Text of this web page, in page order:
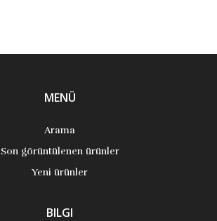
MENÜ
Arama
Son görüntülenen ürünler
Yeni ürünler
BILGI